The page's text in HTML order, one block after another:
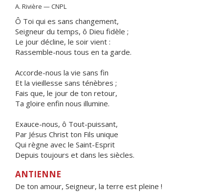
A. Rivière — CNPL
Ô Toi qui es sans changement,
Seigneur du temps, ô Dieu fidèle ;
Le jour décline, le soir vient :
Rassemble-nous tous en ta garde.
Accorde-nous la vie sans fin
Et la vieillesse sans ténèbres ;
Fais que, le jour de ton retour,
Ta gloire enfin nous illumine.
Exauce-nous, ô Tout-puissant,
Par Jésus Christ ton Fils unique
Qui règne avec le Saint-Esprit
Depuis toujours et dans les siècles.
ANTIENNE
De ton amour, Seigneur, la terre est pleine !